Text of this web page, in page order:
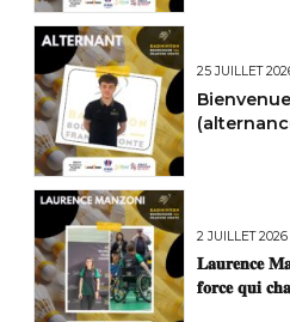
25 JUILLET
2 JUILLET 2026
𝐋𝐚𝐮𝐫𝐞𝐧𝐜𝐞
𝐟𝐨𝐫𝐜𝐞 𝐪𝐮𝐢